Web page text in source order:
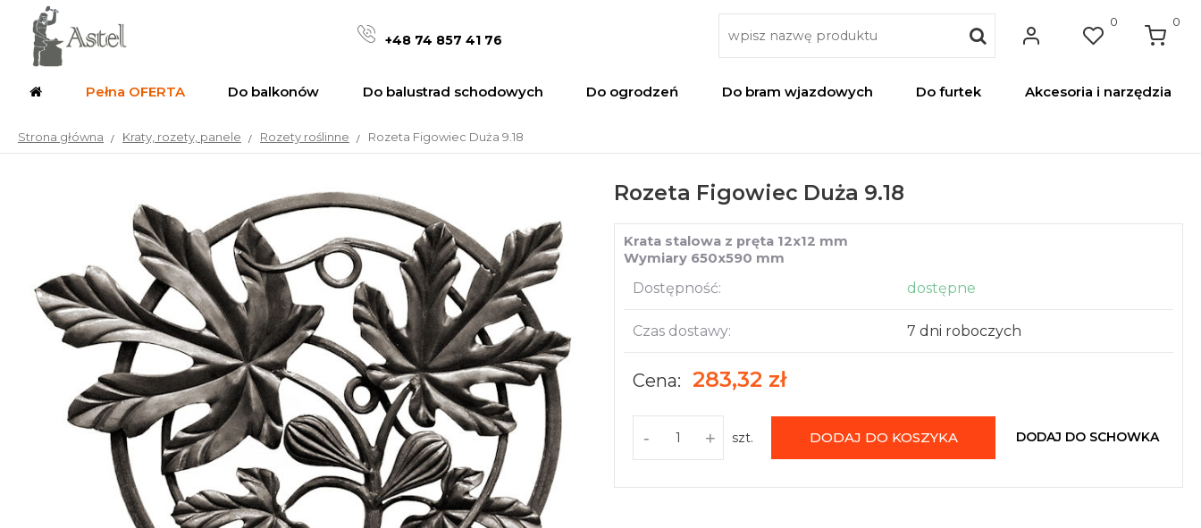
+48 74 857 41 76
0 0
Pełna OFERTA Do balkonów Do balustrad schodowych Do ogrodzeń Do bram wjazdowych Do furtek Akcesoria i narzędzia
Strona główna Kraty, rozety, panele Rozety roślinne Rozeta Figowiec Duża 9.18
Rozeta Figowiec Duża 9.18
Krata stalowa z pręta 12x12 mm
Wymiary 650x590 mm
Dostępność: dostępne
Czas dostawy: 7 dni roboczych
Cena: 283,32 zł
- + szt. DODAJ DO KOSZYKA DODAJ DO SCHOWKA